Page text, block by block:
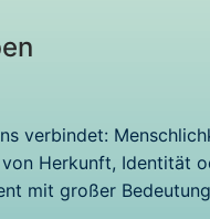
verbindet:
Herkunft, Identität
mit großer